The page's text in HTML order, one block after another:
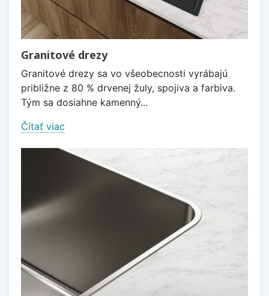
Granitové drezy
Granitové drezy sa vo všeobecnosti vyrábajú
približne z 80 % drvenej žuly, spojiva a farbiva.
Tým sa dosiahne kamenný...
Čítať viac